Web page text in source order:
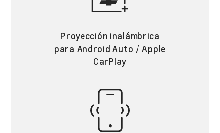
Proyección inalámbrica
para Android Auto / Apple
CarPlay